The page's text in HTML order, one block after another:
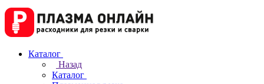
Каталог
Назад
Каталог